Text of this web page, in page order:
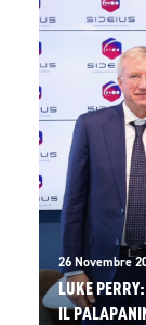
26 Novembre
LUKE
IL